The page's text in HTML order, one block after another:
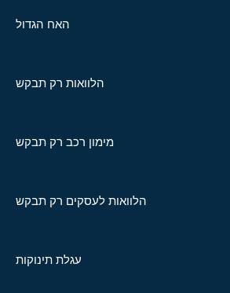
האח הגדול
הלוואות רק תבקש
מימון רכב רק תבקש
הלוואות לעסקים רק תבקש
עגלת תינוקות